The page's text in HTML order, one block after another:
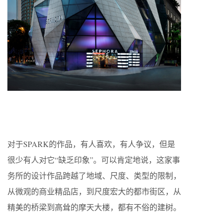
对于SPARK的作品，有人喜欢，有人争议，但是
很少有人对它“缺乏印象”。可以肯定地说，这家事
务所的设计作品跨越了地域、尺度、类型的限制，
从微观的商业精品店，到尺度宏大的都市街区，从
精美的桥梁到高耸的摩天大楼，都有不俗的建树。